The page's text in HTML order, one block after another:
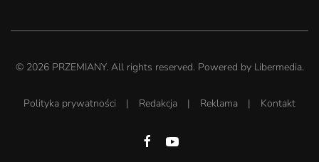
© 2026PRZEMIANY. All rights reserved. Powered by Libermedia.
Polityka prywatności | Redakcja | Reklama | Kontakt